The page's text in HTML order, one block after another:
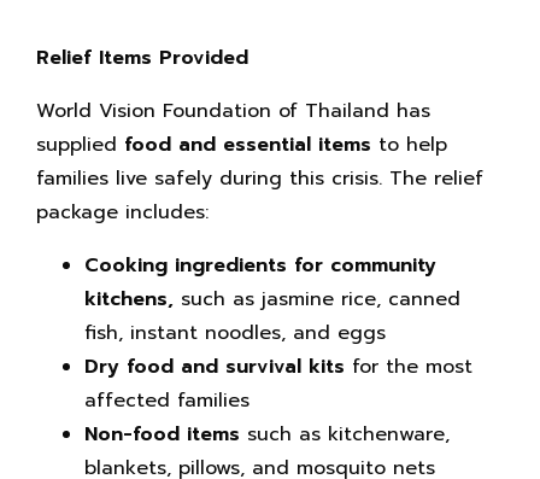
Relief Items Provided
World Vision Foundation of Thailand has
supplied food and essential items to help
families live safely during this crisis. The relief
package includes:
Cooking ingredients for community
kitchens, such as jasmine rice, canned
fish, instant noodles, and eggs
Dry food and survival kits for the most
affected families
Non-food items such as kitchenware,
blankets, pillows, and mosquito nets